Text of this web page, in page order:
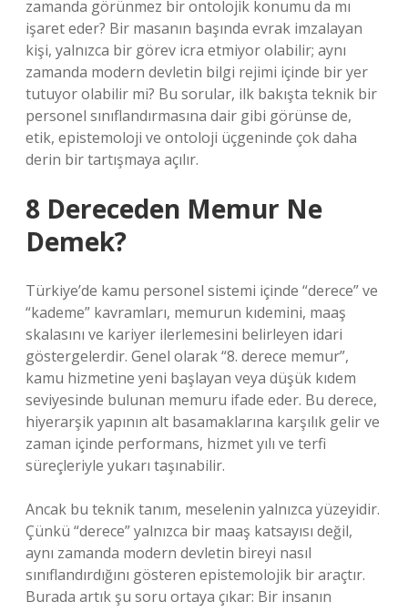
zamanda görünmez bir ontolojik konumu da mı
işaret eder? Bir masanın başında evrak imzalayan
kişi, yalnızca bir görev icra etmiyor olabilir; aynı
zamanda modern devletin bilgi rejimi içinde bir yer
tutuyor olabilir mi? Bu sorular, ilk bakışta teknik bir
personel sınıflandırmasına dair gibi görünse de,
etik, epistemoloji ve ontoloji üçgeninde çok daha
derin bir tartışmaya açılır.
8 Dereceden Memur Ne
Demek?
Türkiye’de kamu personel sistemi içinde “derece” ve
“kademe” kavramları, memurun kıdemini, maaş
skalasını ve kariyer ilerlemesini belirleyen idari
göstergelerdir. Genel olarak “8. derece memur”,
kamu hizmetine yeni başlayan veya düşük kıdem
seviyesinde bulunan memuru ifade eder. Bu derece,
hiyerarşik yapının alt basamaklarına karşılık gelir ve
zaman içinde performans, hizmet yılı ve terfi
süreçleriyle yukarı taşınabilir.
Ancak bu teknik tanım, meselenin yalnızca yüzeyidir.
Çünkü “derece” yalnızca bir maaş katsayısı değil,
aynı zamanda modern devletin bireyi nasıl
sınıflandırdığını gösteren epistemolojik bir araçtır.
Burada artık şu soru ortaya çıkar: Bir insanın